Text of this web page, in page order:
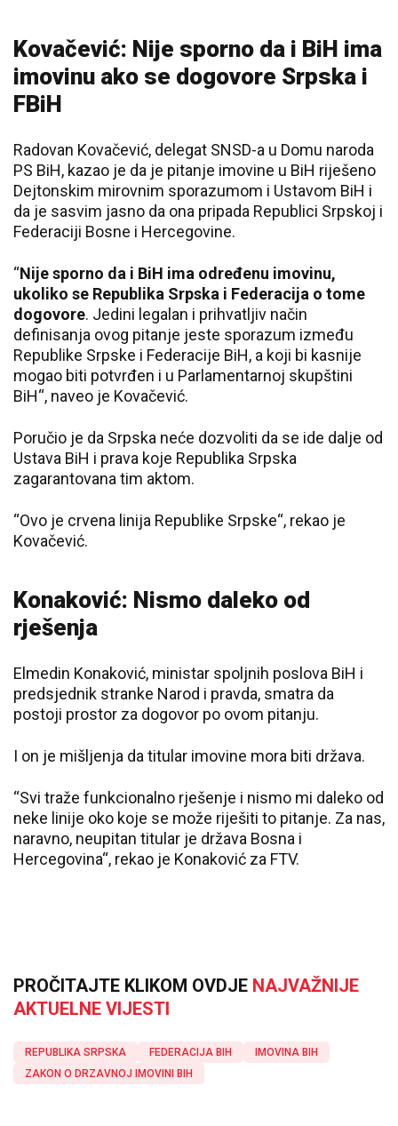
Kovačević: Nije sporno da i BiH ima
imovinu ako se dogovore Srpska i
FBiH
Radovan Kovačević, delegat SNSD-a u Domu naroda
PS BiH, kazao je da je pitanje imovine u BiH riješeno
Dejtonskim mirovnim sporazumom i Ustavom BiH i
da je sasvim jasno da ona pripada Republici Srpskoj i
Federaciji Bosne i Hercegovine.
“Nije sporno da i BiH ima određenu imovinu,
ukoliko se Republika Srpska i Federacija o tome
dogovore. Jedini legalan i prihvatljiv način
definisanja ovog pitanje jeste sporazum između
Republike Srpske i Federacije BiH, a koji bi kasnije
mogao biti potvrđen i u Parlamentarnoj skupštini
BiH“, naveo je Kovačević.
Poručio je da Srpska neće dozvoliti da se ide dalje od
Ustava BiH i prava koje Republika Srpska
zagarantovana tim aktom.
“Ovo je crvena linija Republike Srpske“, rekao je
Kovačević.
Konaković: Nismo daleko od
rješenja
Elmedin Konaković, ministar spoljnih poslova BiH i
predsjednik stranke Narod i pravda, smatra da
postoji prostor za dogovor po ovom pitanju.
I on je mišljenja da titular imovine mora biti država.
“Svi traže funkcionalno rješenje i nismo mi daleko od
neke linije oko koje se može riješiti to pitanje. Za nas,
naravno, neupitan titular je država Bosna i
Hercegovina“, rekao je Konaković za FTV.
PROČITAJTE KLIKOM OVDJE NAJVAŽNIJE
AKTUELNE VIJESTI
REPUBLIKA SRPSKA FEDERACIJA BIH
IMOVINA BIH
ZAKON O DRZAVNOJ IMOVINI BIH